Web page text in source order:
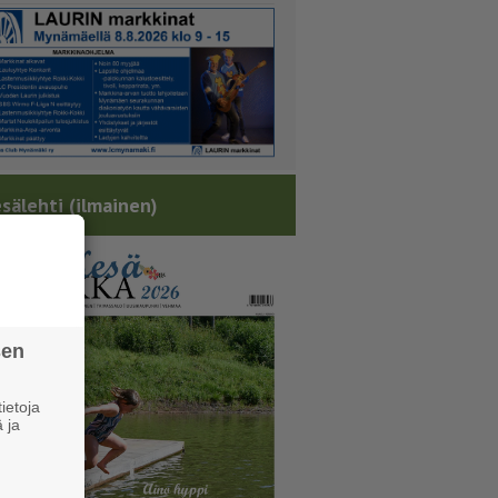
(ilmainen)
ja